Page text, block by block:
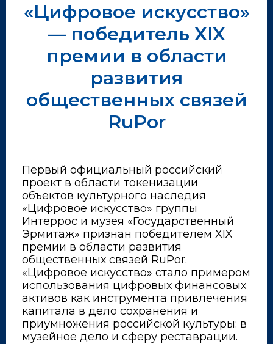
«Цифровое искусство»
— победитель ХIX
премии в области
развития
общественных связей
RuPor
Первый официальный российский
проект в области токенизации
объектов культурного наследия
«Цифровое искусство» группы
Интеррос и музея «Государственный
Эрмитаж» признан победителем ХIX
премии в области развития
общественных связей RuPor.
«Цифровое искусство» стало примером
использования цифровых финансовых
активов как инструмента привлечения
капитала в дело сохранения и
приумножения российской культуры: в
музейное дело и сферу реставрации.